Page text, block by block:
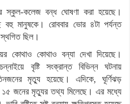
স্কুল-কলেজ বন্ধ ঘোষণা করা হয়েছে।
বহু মানুষকে। রোববার ভোর ৪টা পর্যন্ত
স্থগিত ছিল।
কোথাও কোথাও বন্যা দেখা দিয়েছে।
বৃষ্টি সংক্রান্ত বিভিন্ন ঘটনায়
মৃত্যু হয়েছে। এদিকে, ঘূর্ণিঝড়
১৫ জনের মৃত্যুর তথ্য মিলেছে। এর মধ্যে